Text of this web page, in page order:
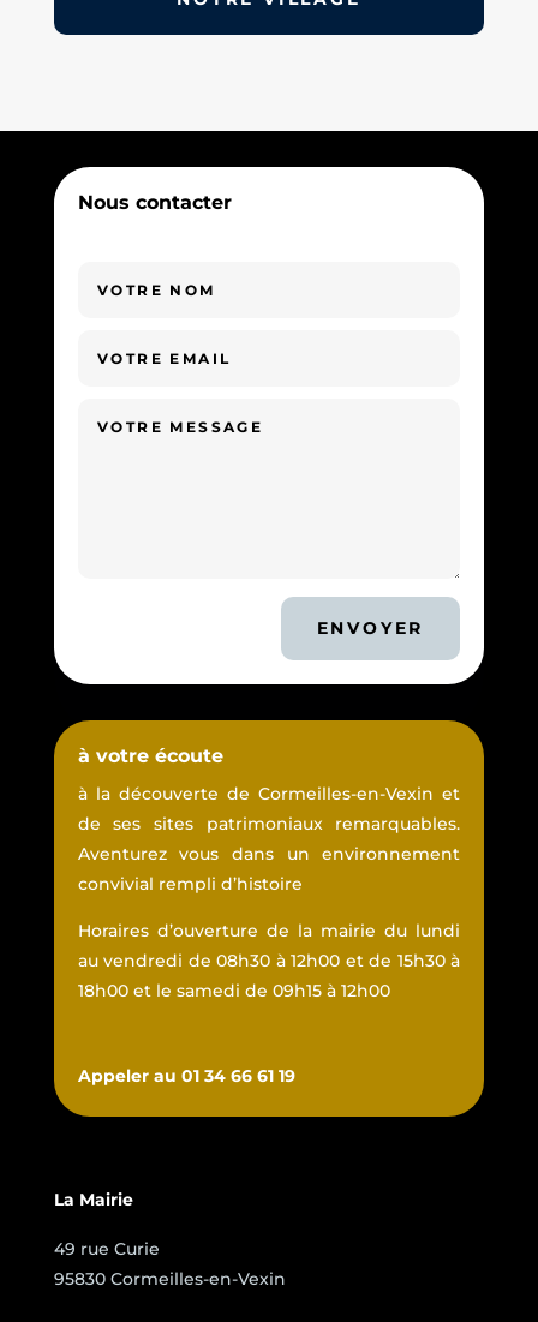
Nous contacter
ENVOYER
à votre écoute
à la découverte de Cormeilles-en-Vexin et
de ses sites patrimoniaux remarquables.
Aventurez vous dans un environnement
convivial rempli d’histoire
Horaires d’ouverture de la mairie du lundi
au vendredi de 08h30 à 12h00 et de 15h30 à
18h00 et le samedi de 09h15 à 12h00
Appeler au 01 34 66 61 19
La Mairie
49 rue Curie
95830 Cormeilles-en-Vexin